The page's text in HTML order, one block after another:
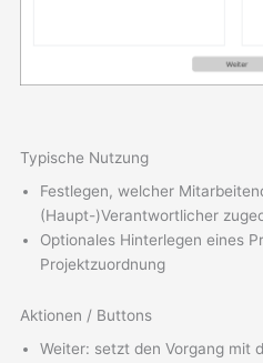
Typische Nutzung
Festlegen, welcher
(Haupt-)Verantwortlicher
Optionales Hinterlegen eines
Projektzuordnung
Aktionen / Buttons
Weiter: setzt den Vorgang mit